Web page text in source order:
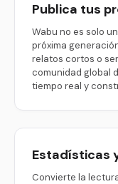
Publica tus
Wabu no es solo
próxima
relatos cortos o
comunidad global
tiempo real y
Estadísticas
Convierte la